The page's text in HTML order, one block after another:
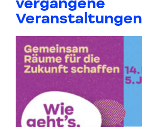
Veranstaltungen